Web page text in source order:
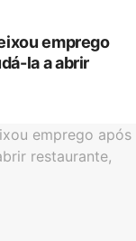
emprego
la a abrir